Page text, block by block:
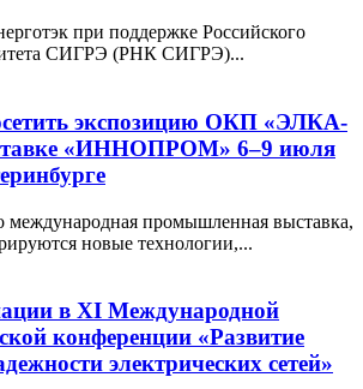
при поддержке Российского
СИГРЭ (РНК СИГРЭ)...
экспозицию ОКП «ЭЛКА-​
«ИННОПРОМ» 6–9 июля
промышленная выставка,
новые технологии,...
в XI Международной
конференции «Развитие
электрических сетей»